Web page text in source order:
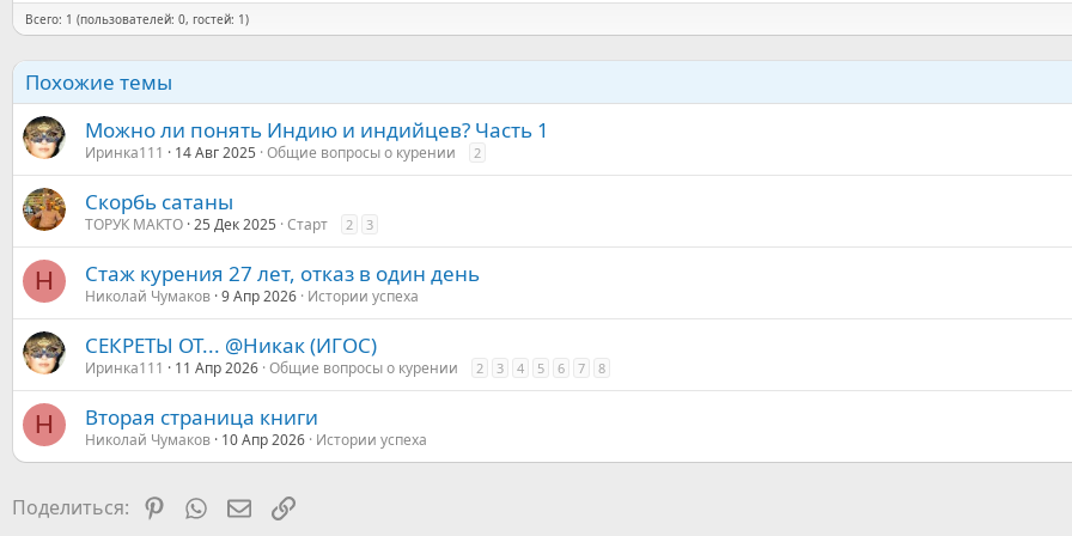
Всего: 1 (пользователей: 0, гостей: 1)
Похожие темы
Можно ли понять Индию и индийцев? Часть 1
Иринка111 14 Авг 2025 Общие вопросы о курении 2
Скорбь сатаны
ТОРУК МАКТО 25 Дек 2025 Старт 2 3
Н Стаж курения 27 лет, отказ в один день
Николай Чумаков 9 Апр 2026 Истории успеха
СЕКРЕТЫ ОТ... @Никак (ИГОС)
Иринка111 11 Апр 2026 Общие вопросы о курении 2 3 4 5 6 7 8
Н Вторая страница книги
Николай Чумаков 10 Апр 2026 Истории успеха
Поделиться: PinterestWhatsApp
Электронная почта
Ссылка